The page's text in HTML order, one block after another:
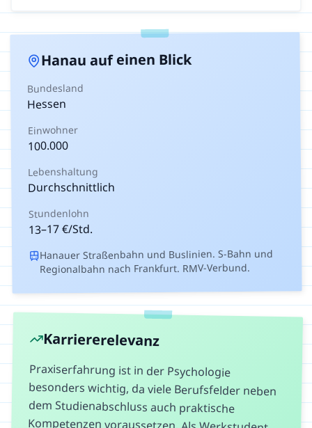
Hanau auf einen Blick
Bundesland
Hessen
Einwohner
100.000
Lebenshaltung
Durchschnittlich
Stundenlohn
13–17€/Std.
Hanauer Straßenbahn und Buslinien. S-Bahn und
Regionalbahn nach Frankfurt. RMV-Verbund.
Karriererelevanz
Praxiserfahrung ist in der Psychologie
besonders wichtig, da viele Berufsfelder neben
dem Studienabschluss auch praktische
Kompetenzen voraussetzen. Als Werkstudent
lernst du, wissenschaftliche Methoden auf reale
Fragestellungen anzuwenden, und entdeckst,
welcher Schwerpunkt – ob Klinische, Arbeits-
oder Wirtschaftspsychologie – am besten zu dir
passt. Zudem verbessert die Erfahrung deine